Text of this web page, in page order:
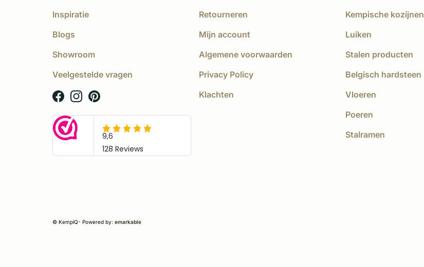
Inspiratie
Blogs
Showroom
Veelgestelde vragen
Retourneren
Mijn account
Algemene voorwaarden
Privacy Policy
Klachten
Kempische kozijnen
Luiken
Stalen producten
Belgisch hardsteen
Vloeren
Poeren
Stalramen
© KempíQ- Powered by: emarkable